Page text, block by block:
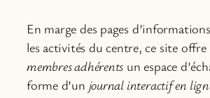
En marge des pages
les activités du centre, ce site offre
membres adhérents un espace
forme d’un journal interactif en